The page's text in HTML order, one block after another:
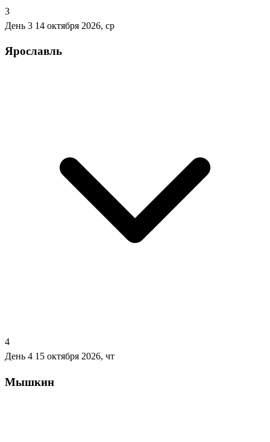
3
День 3 14 октября 2026, ср
Ярославль
4
День 4 15 октября 2026, чт
Мышкин